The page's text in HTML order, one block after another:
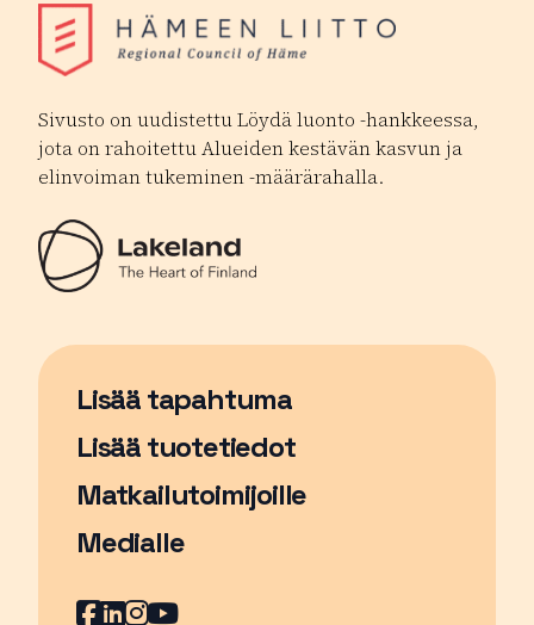
Sivusto on uudistettu Löydä luonto -hankkeessa,
jota on rahoitettu Alueiden kestävän kasvun ja
elinvoiman tukeminen -määrärahalla.
Lisää tapahtuma
Sivu avautuu uudessa ikkunassa
Lisää tuotetiedot
Matkailutoimijoille
Medialle